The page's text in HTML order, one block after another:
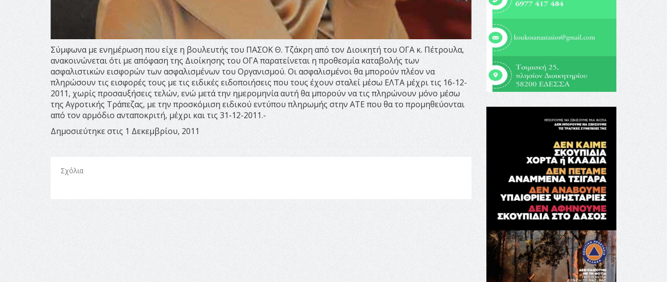
Σύμφωνα με ενημέρωση που είχε η βουλευτής του ΠΑΣΟΚ Θ. Τζάκρη από τον Διοικητή του ΟΓΑ κ. Πέτρουλα,
ανακοινώνεται ότι με απόφαση της Διοίκησης του ΟΓΑ παρατείνεται η προθεσμία καταβολής των
ασφαλιστικών εισφορών των ασφαλισμένων του Οργανισμού. Οι ασφαλισμένοι θα μπορούν πλέον να
πληρώσουν τις εισφορές τους με τις ειδικές ειδοποιήσεις που τους έχουν σταλεί μέσω ΕΛΤΑ μέχρι τις 16-12-
2011, χωρίς προσαυξήσεις τελών, ενώ μετά την ημερομηνία αυτή θα μπορούν να τις πληρώνουν μόνο μέσω
της Αγροτικής Τράπεζας, με την προσκόμιση ειδικού εντύπου πληρωμής στην ΑΤΕ που θα το προμηθεύονται
από τον αρμόδιο ανταποκριτή, μέχρι και τις 31-12-2011.-
Δημοσιεύτηκε στις 1 Δεκεμβρίου, 2011
Σχόλια